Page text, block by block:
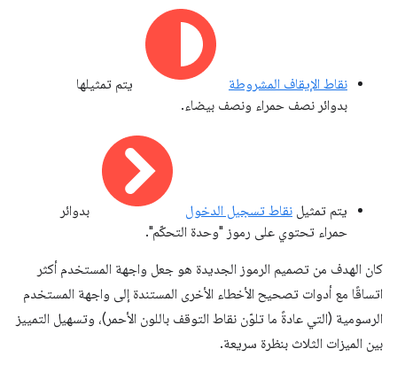
نقاط الإيقاف المشروطة
يتم تمثيلها
بدوائر نصف حمراء ونصف بيضاء.
يتم تمثيل نقاط تسجيل الدخول
بدوائر
حمراء تحتوي على رموز "وحدة التحكّم".
كان الهدف من تصميم الرموز الجديدة هو جعل واجهة المستخدم أكثر
اتساقًا مع أدوات تصحيح الأخطاء الأخرى المستندة إلى واجهة المستخدم
الرسومية (التي عادةً ما تلوّن نقاط التوقف باللون الأحمر)، وتسهيل التمييز
بين الميزات الثلاث بنظرة سريعة.